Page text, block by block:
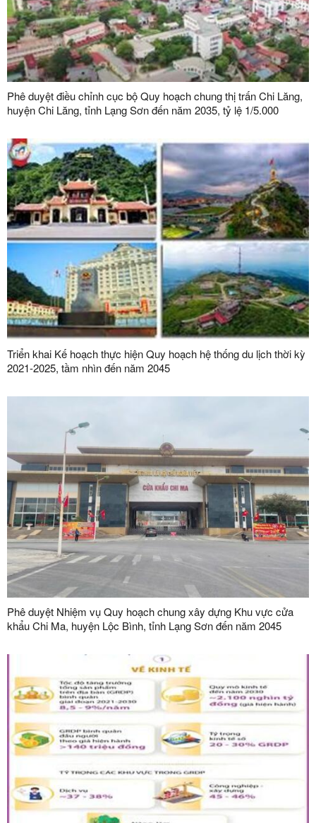
Phê duyệt điều chỉnh cục bộ Quy hoạch chung thị trấn Chi Lăng,
huyện Chi Lăng, tỉnh Lạng Sơn đến năm 2035, tỷ lệ 1/5.000
Triển khai Kế hoạch thực hiện Quy hoạch hệ thống du lịch thời kỳ
2021-2025, tầm nhìn đến năm 2045
Phê duyệt Nhiệm vụ Quy hoạch chung xây dựng Khu vực cửa
khẩu Chi Ma, huyện Lộc Bình, tỉnh Lạng Sơn đến năm 2045